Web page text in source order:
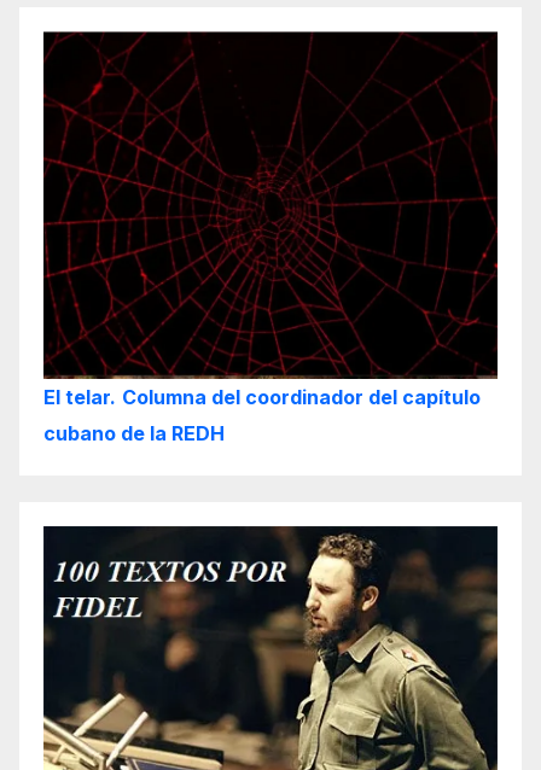
El telar. Columna del coordinador del capítulo
cubano de la REDH